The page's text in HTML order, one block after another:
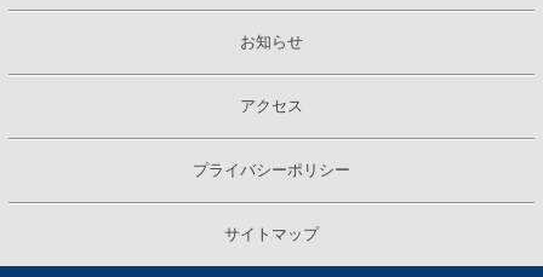
お知らせ
アクセス
プライバシーポリシー
サイトマップ